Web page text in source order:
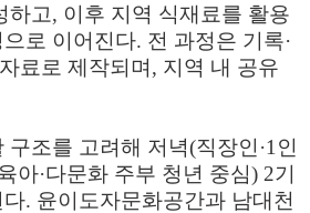
하고, 이후 지역 식재료를 활용
로 이어진다. 전 과정은 기록·
료로 제작되며 , 지역 내 공유
구조를 고려해 저녁(직장인 ·1 인
아·다문화 주부 청년 중심) 2기
다. 윤이도자문화공간과 남대천